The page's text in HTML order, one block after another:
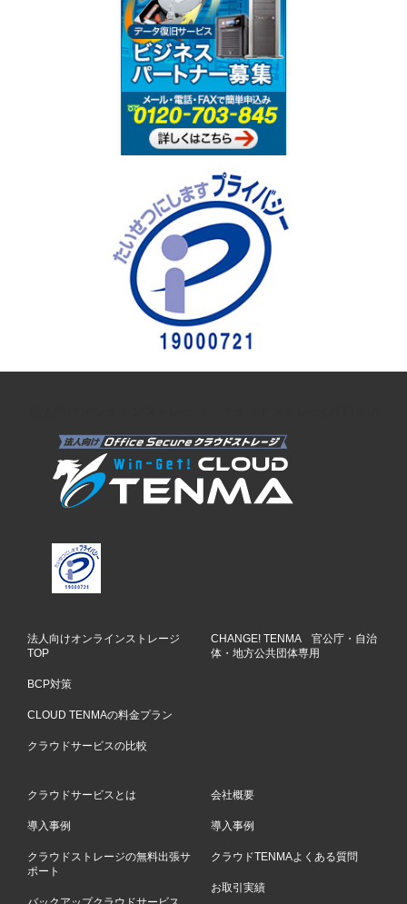
法人向けオンラインストレージ
TOP
BCP対策
CLOUD TENMAの料金プラン
クラウドサービスの比較
CHANGE! TENMA 官公庁・自治
体・地方公共団体専用
クラウドサービスとは
導入事例
クラウドストレージの無料出張サ
ポート
会社概要
導入事例
クラウドTENMAよくある質問
お取引実績